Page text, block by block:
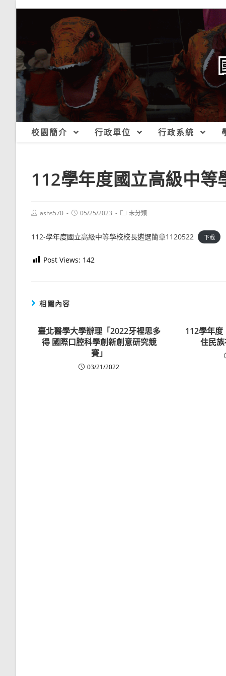
校園簡介 行政單位 行政系統
112學年度國立高級中等
Postashs570
Post05/25/2023
Post未分類
112-學年度國立高級中等學校校長遴選簡章1120522 下載
Post Views: 142
相關內容
臺北醫學大學辦理「2022牙裡思多
得 國際口腔科學創新創意研究競
賽」
03/21/2022
112學年度
住民